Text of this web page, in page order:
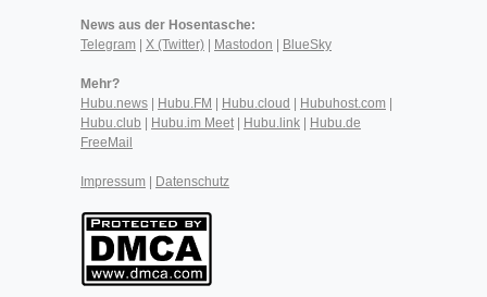
News aus der Hosentasche:
Telegram
X (Twitter) Mastodon BlueSky
Mehr?
Hubu.news
Hubu.FM Hubu.cloud Hubuhost.com
Hubu.club
Hubu.im Meet| Hubu.link
Hubu.de
FreeMail
Impressum Datenschutz